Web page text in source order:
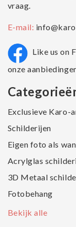
vraag.
E-mail:
Like us on
onze
Exclusieve Karo-
Schilderijen
Eigen foto als
Acrylglas
3D Metaal
Fotobehang
Bekijk alle